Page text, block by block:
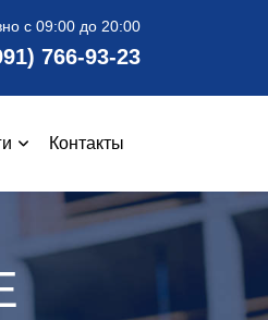
с 09:00 до 20:00
766-93-23
Контакты